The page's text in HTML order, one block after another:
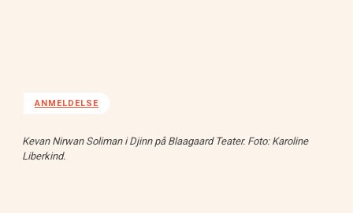
ANMELDELSE
Kevan Nirwan Soliman i Djinn på Blaagaard Teater. Foto: Karoline
Liberkind.